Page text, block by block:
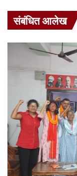
संबंधित आलेख